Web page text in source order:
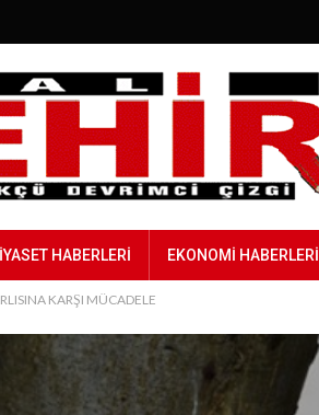
HABERLERI EKONOMI HABERLERI
KARŞI MÜCADELE